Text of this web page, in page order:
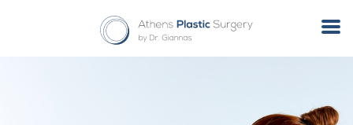
Monthly Archives: Ιανουάριος 2021